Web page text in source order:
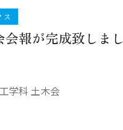
ス
報が完成致しまし
学科 土木会